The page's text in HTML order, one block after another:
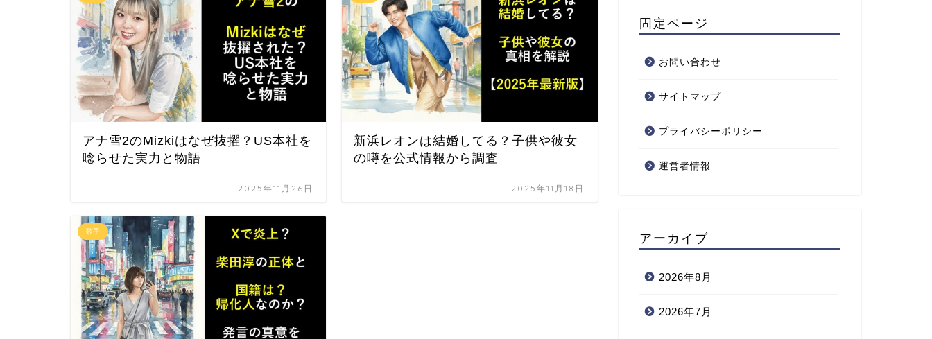
アナ雪2のMizkiはなぜ抜擢？US本社を
唸らせた実力と物語
2025年11月26日
新浜レオンは結婚してる？子供や彼女
の噂を公式情報から調査
2025年11月18日
歌手
固定ページ
お問い合わせ
サイトマップ
プライバシーポリシー
運営者情報
アーカイブ
2026年8月
2026年7月